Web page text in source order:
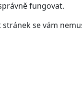
fungovat.
stránek se vám